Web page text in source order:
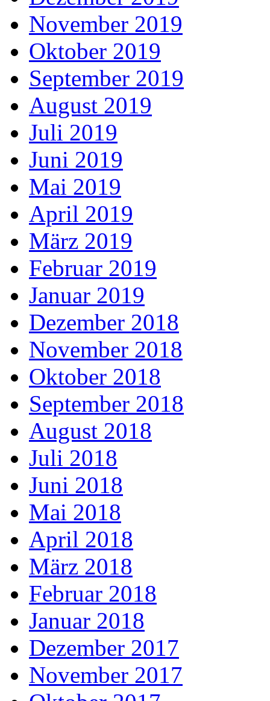
November 2019
Oktober 2019
September 2019
August 2019
Juli 2019
Juni 2019
Mai 2019
April 2019
März 2019
Februar 2019
Januar 2019
Dezember 2018
November 2018
Oktober 2018
September 2018
August 2018
Juli 2018
Juni 2018
Mai 2018
April 2018
März 2018
Februar 2018
Januar 2018
Dezember 2017
November 2017